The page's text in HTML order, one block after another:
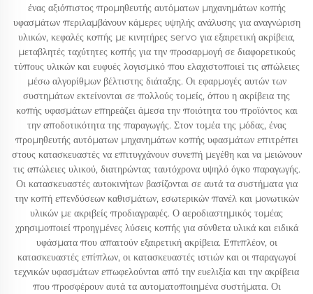
ένας αξιόπιστος προμηθευτής αυτόματων μηχανημάτων κοπής
υφασμάτων περιλαμβάνουν κάμερες υψηλής ανάλυσης για αναγνώριση
υλικών, κεφαλές κοπής με κινητήρες servo για εξαιρετική ακρίβεια,
μεταβλητές ταχύτητες κοπής για την προσαρμογή σε διαφορετικούς
τύπους υλικών και ευφυές λογισμικό που ελαχιστοποιεί τις απώλειες
μέσω αλγορίθμων βέλτιστης διάταξης. Οι εφαρμογές αυτών των
συστημάτων εκτείνονται σε πολλούς τομείς, όπου η ακρίβεια της
κοπής υφασμάτων επηρεάζει άμεσα την ποιότητα του προϊόντος και
την αποδοτικότητα της παραγωγής. Στον τομέα της μόδας, ένας
προμηθευτής αυτόματων μηχανημάτων κοπής υφασμάτων επιτρέπει
στους κατασκευαστές να επιτυγχάνουν συνεπή μεγέθη και να μειώνουν
τις απώλειες υλικού, διατηρώντας ταυτόχρονα υψηλό όγκο παραγωγής.
Οι κατασκευαστές αυτοκινήτων βασίζονται σε αυτά τα συστήματα για
την κοπή επενδύσεων καθισμάτων, εσωτερικών πανέλ και μονωτικών
υλικών με ακριβείς προδιαγραφές. Ο αεροδιαστημικός τομέας
χρησιμοποιεί προηγμένες λύσεις κοπής για σύνθετα υλικά και ειδικά
υφάσματα που απαιτούν εξαιρετική ακρίβεια. Επιπλέον, οι
κατασκευαστές επίπλων, οι κατασκευαστές ιστιών και οι παραγωγοί
τεχνικών υφασμάτων επωφελούνται από την ευελιξία και την ακρίβεια
που προσφέρουν αυτά τα αυτοματοποιημένα συστήματα. Οι